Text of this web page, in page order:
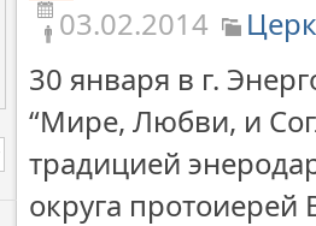
Официальная хроника
СОЦИАЛЬНОЕ
СЛУЖЕНИЕ
Церковь и власть
Церковь и общество
Церковь и СМИ
03.02.2014
30 января в г.
“Мире, Любви, и
традицией
округа